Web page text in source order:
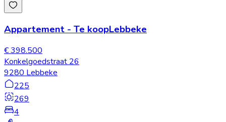
Appartement - Te koopLebbeke
€ 398.500
Konkelgoedstraat 26
9280 Lebbeke
225
269
4